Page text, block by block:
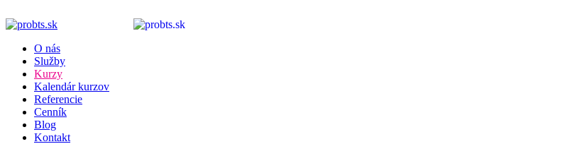
O nás
Služby
Kurzy
Kalendár kurzov
Referencie
Cenník
Blog
Kontakt